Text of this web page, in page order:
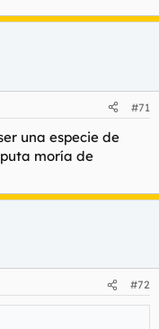
#71
una especie de
moría de
#72